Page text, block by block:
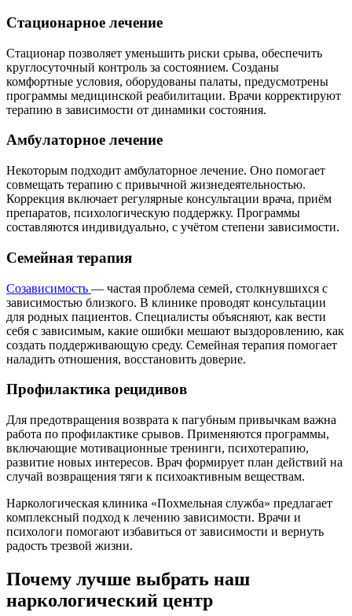
Стационарное лечение
Стационар позволяет уменьшить риски срыва, обеспечить
круглосуточный контроль за состоянием. Созданы
комфортные условия, оборудованы палаты, предусмотрены
программы медицинской реабилитации. Врачи корректируют
терапию в зависимости от динамики состояния.
Амбулаторное лечение
Некоторым подходит амбулаторное лечение. Оно помогает
совмещать терапию с привычной жизнедеятельностью.
Коррекция включает регулярные консультации врача, приём
препаратов, психологическую поддержку. Программы
составляются индивидуально, с учётом степени зависимости.
Семейная терапия
Созависимость — частая проблема семей, столкнувшихся с
зависимостью близкого. В клинике проводят консультации
для родных пациентов. Специалисты объясняют, как вести
себя с зависимым, какие ошибки мешают выздоровлению, как
создать поддерживающую среду. Семейная терапия помогает
наладить отношения, восстановить доверие.
Профилактика рецидивов
Для предотвращения возврата к пагубным привычкам важна
работа по профилактике срывов. Применяются программы,
включающие мотивационные тренинги, психотерапию,
развитие новых интересов. Врач формирует план действий на
случай возвращения тяги к психоактивным веществам.
Наркологическая клиника «Похмельная служба» предлагает
комплексный подход к лечению зависимости. Врачи и
психологи помогают избавиться от зависимости и вернуть
радость трезвой жизни.
Почему лучше выбрать наш
наркологический центр